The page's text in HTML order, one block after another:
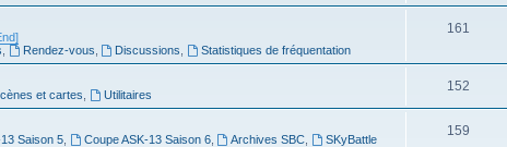
Rendez-vous Discussions Statistiques de fréquentation
161
et cartes Utilitaires
152
Saison 5, Coupe ASK-13 Saison 6, Archives SBC
SKyBattle
159